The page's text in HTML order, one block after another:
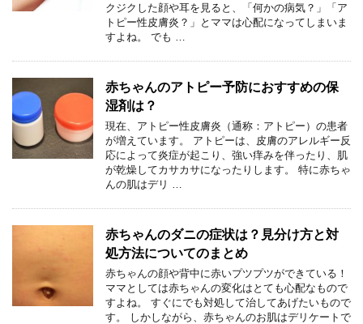
クジクした顔や耳を見ると、「何かの病気？」「ア
トピー性皮膚炎？」とママは心配になってしまいま
すよね。 でも …
赤ちゃんのアトピー予防におすすめの保
湿剤は？
現在、アトピー性皮膚炎（通称：アトピー）の患者
が増えています。 アトピーは、皮膚のアレルギー反
応によって炎症が起こり、強い痒みを伴ったり、肌
が乾燥してカサカサになったりします。 特に赤ちゃ
んの肌はデリ …
赤ちゃんのダニの症状は？見分け方と対
処方法についてのまとめ
赤ちゃんの顔や背中に赤いプツプツができている！
ママとしては赤ちゃんの変化はとても心配なもので
すよね。 すぐにでも対処して治してあげたいもので
す。 しかしながら、赤ちゃんのお肌はデリケートで